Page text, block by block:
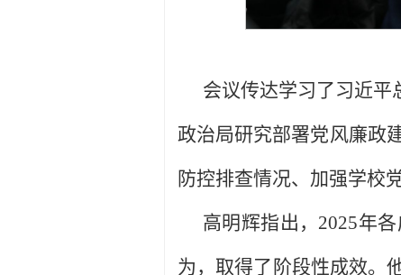
会议传达学习了习近平
政治局研究部署党风廉政
防控排查情况、加强学校
高明辉指出，2025年
为，取得了阶段性成效。